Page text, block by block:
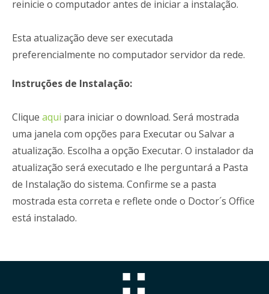
reinicie o computador antes de iniciar a instalação.
Esta atualização deve ser executada
preferencialmente no computador servidor da rede.
Instruções de Instalação:
Clique aqui para iniciar o download. Será mostrada
uma janela com opções para Executar ou Salvar a
atualização. Escolha a opção Executar. O instalador da
atualização será executado e lhe perguntará a Pasta
de Instalação do sistema. Confirme se a pasta
mostrada esta correta e reflete onde o Doctor´s Office
está instalado.